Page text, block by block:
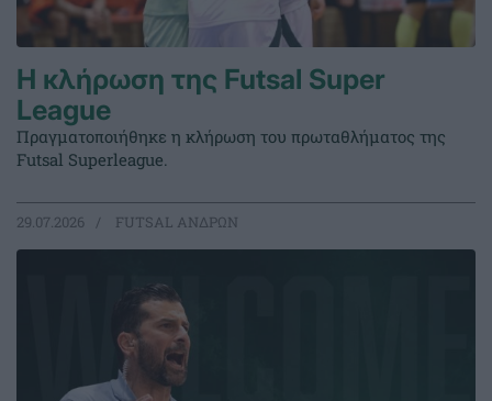
Η κλήρωση της Futsal Super
League
Πραγματοποιήθηκε η κλήρωση του πρωταθλήματος της
Futsal Superleague.
29.07.2026 FUTSAL ΑΝΔΡΩΝ